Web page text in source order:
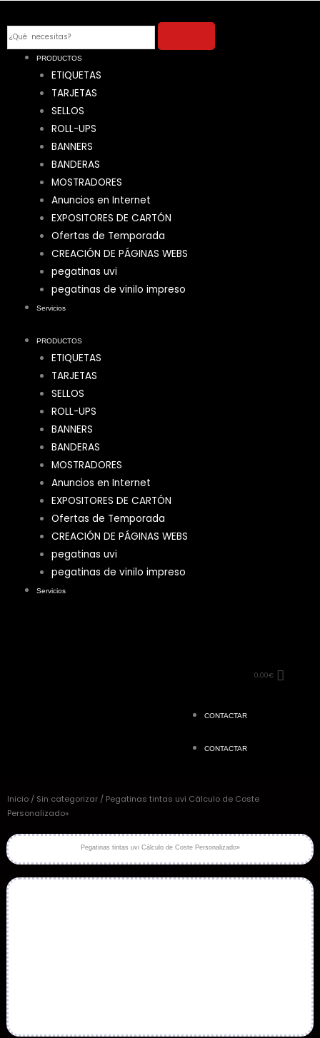
al
contenido
Search
PRODUCTOS
ETIQUETAS
TARJETAS
SELLOS
ROLL-UPS
BANNERS
BANDERAS
MOSTRADORES
Anuncios en Internet
EXPOSITORES DE CARTÓN
Ofertas de Temporada
CREACIÓN DE PÁGINAS WEBS
pegatinas uvi
pegatinas de vinilo impreso
Servicios
PRODUCTOS
ETIQUETAS
TARJETAS
SELLOS
ROLL-UPS
BANNERS
BANDERAS
MOSTRADORES
Anuncios en Internet
EXPOSITORES DE CARTÓN
Ofertas de Temporada
CREACIÓN DE PÁGINAS WEBS
pegatinas uvi
pegatinas de vinilo impreso
Servicios
0,00€
CONTACTAR
CONTACTAR
Inicio / Sin categorizar / Pegatinas tintas uvi Cálculo de Coste
Personalizado»
Pegatinas tintas uvi Cálculo de Coste Personalizado»